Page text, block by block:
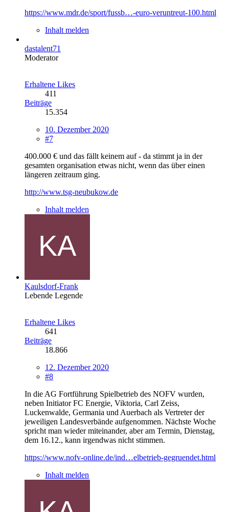
https://www.mdr.de/sport/fussb…-euro-veruntreut-100.html
Inhalt melden
dastalent71
Moderator
Erhaltene Likes
411
Beiträge
15.354
10. Dezember 2020
#7
400.000 € und das fällt keinem auf - da stimmt ja in der
gesamten organisation etwas nicht, wenn das über einen
längeren zeitraum ging.
http://www.tsg-neubukow.de
Inhalt melden
Kaulsdorf-Frank
Lebende Legende
Erhaltene Likes
641
Beiträge
18.866
12. Dezember 2020
#8
In die AG Fortführung Spielbetrieb des NOFV wurden,
neben Initiator FC Energie, Viktoria, Carl Zeiss,
Luckenwalde, Germania und Auerbach als Vertreter der
jeweiligen Landesverbände aufgenommen. Nächste Woche
spricht man wieder miteinander, aber am Termin, Dienstag,
dem 16.12., kann irgendwas nicht stimmen.
https://www.nofv-online.de/ind…elbetrieb-gegruendet.html
Inhalt melden